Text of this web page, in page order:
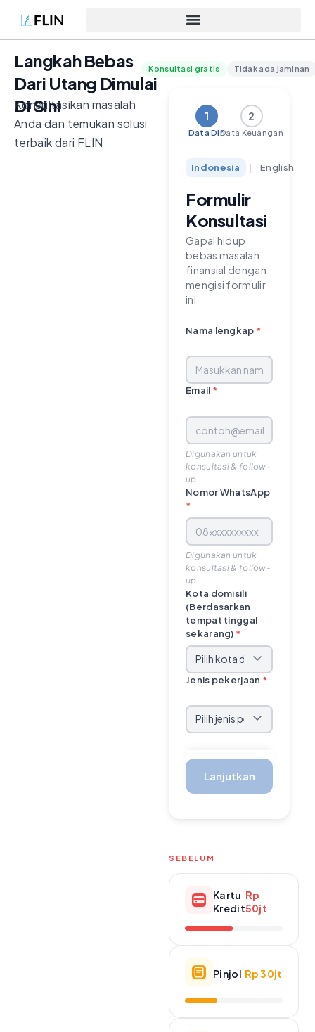
Langkah Bebas
Dari Utang Dimulai
Di Sini
Konsultasikan masalah
Anda dan temukan solusi
terbaik dari FLIN
Konsultasi gratis Tidak ada jaminan
1
Data Diri
2
Data Keuangan
Formulir
Konsultasi
Gapai hidup
bebas masalah
finansial dengan
mengisi formulir
ini
Indonesia | English
Nama lengkap *
Email *
Digunakan untuk
konsultasi & follow-
up
Nomor WhatsApp
*
Digunakan untuk
konsultasi & follow-
up
Kota domisili
(Berdasarkan
tempat tinggal
sekarang) *
Jenis pekerjaan *
Lanjutkan
SEBELUM
Kartu
Kredit
Rp
50jt
Pinjol Rp 30jt